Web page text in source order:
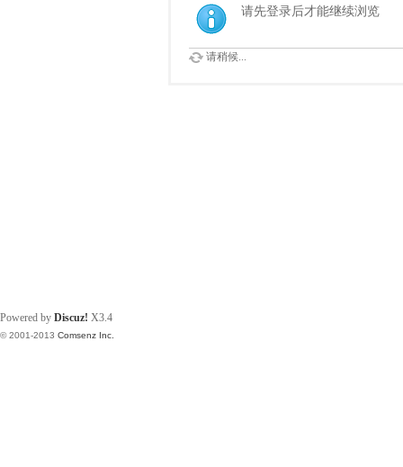
请先登录后才能继续浏览
请稍候...
Powered by Discuz! X3.4
© 2001-2013 Comsenz Inc.